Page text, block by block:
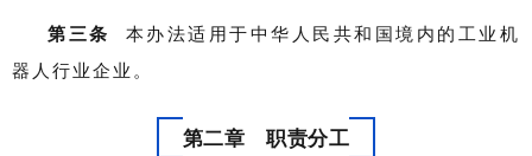
第三条
本办法适用于中华人民共和国境内的工业机
器人行业企业。
第二章 职责分工